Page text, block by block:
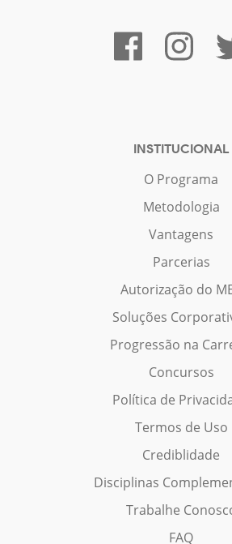
INSTITUCIONAL
O Programa
Metodologia
Vantagens
Parcerias
Autorização do
Soluções
Progressão na
Concursos
Política de
Termos de Uso
Crediblidade
Disciplinas
Trabalhe
FAQ